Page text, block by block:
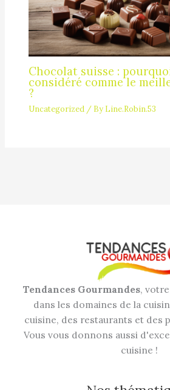
Chocolat suisse :
considéré comme le
?
Uncategorized / By Line.Robin.53
Tendances Gourmandes,
dans les domaines de la
cuisine, des restaurants et des
Vous vous donnons aussi
cuisine !